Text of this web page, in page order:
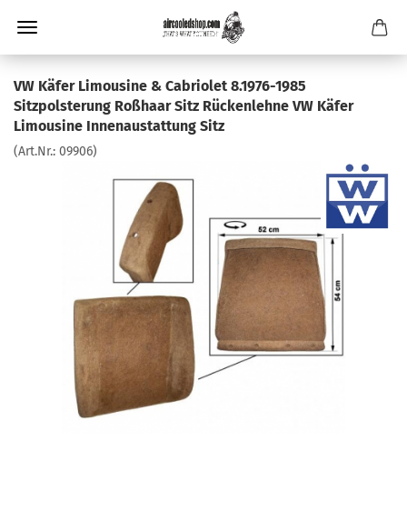
VW Käfer Limousine & Cabriolet 8.1976-1985
Sitzpolsterung Roßhaar Sitz Rückenlehne VW Käfer
Limousine Innenaustattung Sitz
(Art.Nr.: 09906)